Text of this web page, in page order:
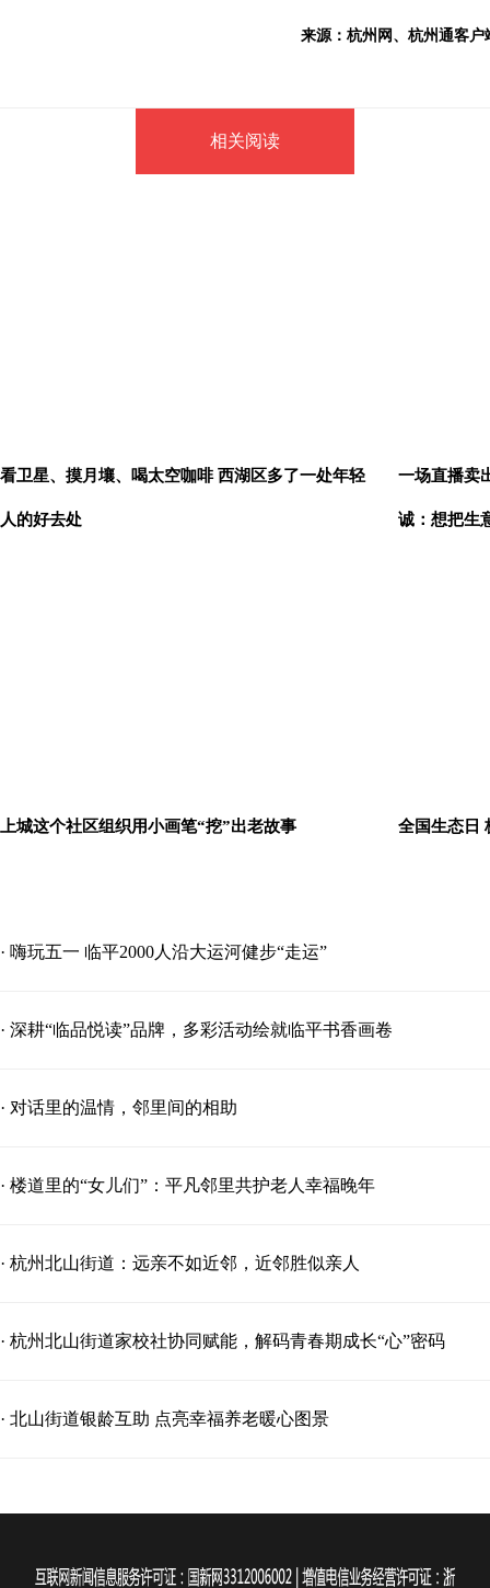
来源：杭州网、杭州通客
相关阅读
看卫星、摸月壤、喝太空咖啡 西湖区多了一处年轻
人的好去处
一场直播卖
诚：想把生
上城这个社区组织用小画笔“挖”出老故事 全国生态日
· 嗨玩五一 临平2000人沿大运河健步“走运”
· 深耕“临品悦读”品牌，多彩活动绘就临平书香画卷
· 对话里的温情，邻里间的相助
· 楼道里的“女儿们”：平凡邻里共护老人幸福晚年
· 杭州北山街道：远亲不如近邻，近邻胜似亲人
· 杭州北山街道家校社协同赋能，解码青春期成长“心”密码
· 北山街道银龄互助 点亮幸福养老暖心图景